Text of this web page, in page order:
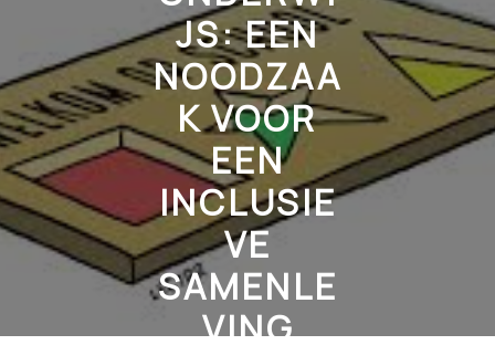
JS: EEN
NOODZAA
K VOOR
EEN
INCLUSIE
VE
SAMENLE
VING